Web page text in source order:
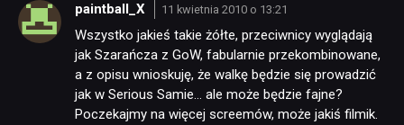
paintball_X 11 kwietnia 2010 o 13:21
Wszystko jakieś takie żółte, przeciwnicy wyglądają
jak Szarańcza z GoW, fabularnie przekombinowane,
a z opisu wnioskuję, że walkę będzie się prowadzić
jak w Serious Samie… ale może będzie fajne?
Poczekajmy na więcej screemów, może jakiś filmik.